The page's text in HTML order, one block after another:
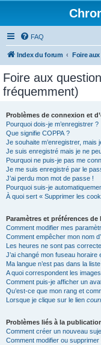
FAQ
Index du forum Foire
Foire aux
fréquemment)
Problèmes de connexion et
Pourquoi dois-je m’enregistrer ?
Que signifie COPPA ?
Je souhaite m’enregistrer, mais
Je suis enregistré mais je ne
Pourquoi ne puis-je pas me
Je me suis enregistré par le
J’ai perdu mon mot de passe !
Pourquoi suis-je
À quoi sert « Supprimer les
Paramètres et préférences de
Comment modifier mes
Comment empêcher mon nom
Les heures ne sont pas
J’ai changé mon fuseau horaire
Ma langue n’est pas dans la liste
A quoi correspondent les
Comment puis-je afficher un
Qu’est-ce que mon rang et
Lorsque je clique sur le lien
Problèmes liés à la
Comment créer un nouveau
Comment modifier ou